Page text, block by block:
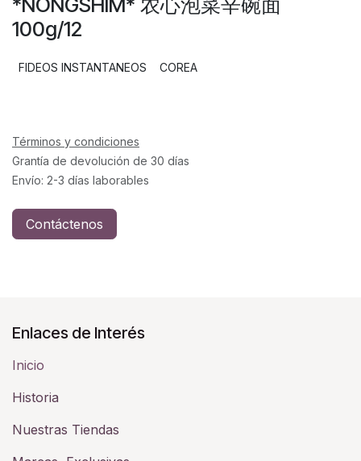
100g/12
FIDEOS INSTANTANEOS COREA
Términos y condiciones
Grantía de devolución de 30 días
Envío: 2-3 días laborables
Contáctenos
Enlaces de Interés
Inicio
Historia​
Nuestras Tiendas